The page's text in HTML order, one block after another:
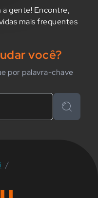
a gente! Encontre,
mais frequentes
você?
por palavra-chave
Buscar
/